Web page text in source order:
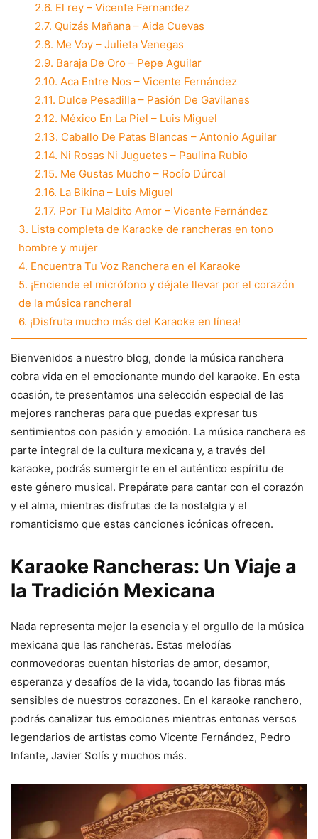
2.6. El rey – Vicente Fernandez
2.7. Quizás Mañana – Aida Cuevas
2.8. Me Voy – Julieta Venegas
2.9. Baraja De Oro – Pepe Aguilar
2.10. Aca Entre Nos – Vicente Fernández
2.11. Dulce Pesadilla – Pasión De Gavilanes
2.12. México En La Piel – Luis Miguel
2.13. Caballo De Patas Blancas – Antonio Aguilar
2.14. Ni Rosas Ni Juguetes – Paulina Rubio
2.15. Me Gustas Mucho – Rocío Dúrcal
2.16. La Bikina – Luis Miguel
2.17. Por Tu Maldito Amor – Vicente Fernández
3. Lista completa de Karaoke de rancheras en tono
hombre y mujer
4. Encuentra Tu Voz Ranchera en el Karaoke
5. ¡Enciende el micrófono y déjate llevar por el corazón
de la música ranchera!
6. ¡Disfruta mucho más del Karaoke en línea!
Bienvenidos a nuestro blog, donde la música ranchera
cobra vida en el emocionante mundo del karaoke. En esta
ocasión, te presentamos una selección especial de las
mejores rancheras para que puedas expresar tus
sentimientos con pasión y emoción. La música ranchera es
parte integral de la cultura mexicana y, a través del
karaoke, podrás sumergirte en el auténtico espíritu de
este género musical. Prepárate para cantar con el corazón
y el alma, mientras disfrutas de la nostalgia y el
romanticismo que estas canciones icónicas ofrecen.
Karaoke Rancheras: Un Viaje a
la Tradición Mexicana
Nada representa mejor la esencia y el orgullo de la música
mexicana que las rancheras. Estas melodías
conmovedoras cuentan historias de amor, desamor,
esperanza y desafíos de la vida, tocando las fibras más
sensibles de nuestros corazones. En el karaoke ranchero,
podrás canalizar tus emociones mientras entonas versos
legendarios de artistas como Vicente Fernández, Pedro
Infante, Javier Solís y muchos más.